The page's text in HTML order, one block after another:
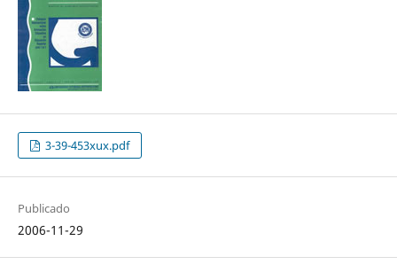
3-39-453xux.pdf
Publicado
2006-11-29